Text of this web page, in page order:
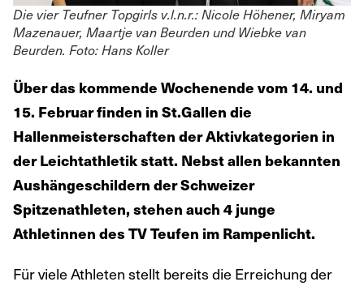
Die vier Teufner Topgirls v.l.n.r.: Nicole Höhener, Miryam
Mazenauer, Maartje van Beurden und Wiebke van
Beurden. Foto: Hans Koller
Über das kommende Wochenende vom 14. und
15. Februar finden in St.Gallen die
Hallenmeisterschaften der Aktivkategorien in
der Leichtathletik statt. Nebst allen bekannten
Aushängeschildern der Schweizer
Spitzenathleten, stehen auch 4 junge
Athletinnen des TV Teufen im Rampenlicht.
Für viele Athleten stellt bereits die Erreichung der